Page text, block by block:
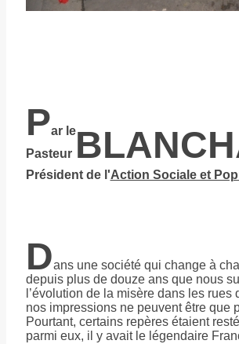
Par le
Pasteur
Président de l'Action Sociale et
Dans une société qui change à
depuis plus de douze ans que nous
l’évolution de la misère dans les rues
nos impressions ne peuvent être que
Pourtant, certains repères étaient
parmi eux, il y avait le légendaire